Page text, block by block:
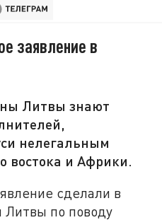
заявление в
Литвы знают
нелегальным
востока и Африки.
сделали в
Литвы по поводу